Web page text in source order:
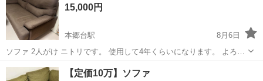
15,000円
本郷台駅
8月6日
ソファ 2人がけ ニトリです。 使用して4年くらいになります。 よろし
くお願いいたします。
神奈川 横浜市 本郷台駅
【定価10万】ソファ